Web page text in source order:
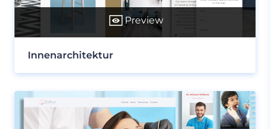
Preview
Innenarchitektur